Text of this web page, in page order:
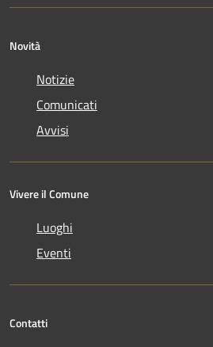
Novità
Notizie
Comunicati
Avvisi
Vivere il Comune
Luoghi
Eventi
Contatti